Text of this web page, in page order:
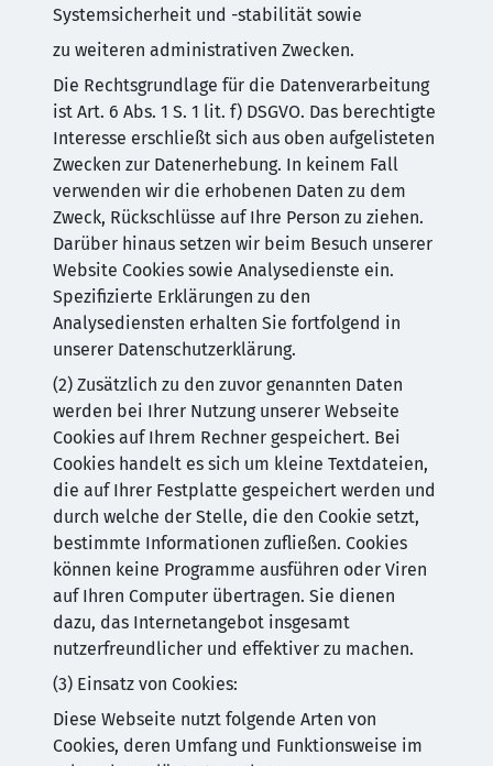
Systemsicherheit und -stabilität sowie
zu weiteren administrativen Zwecken.
Die Rechtsgrundlage für die Datenverarbeitung
ist Art. 6 Abs. 1 S. 1 lit. f) DSGVO. Das berechtigte
Interesse erschließt sich aus oben aufgelisteten
Zwecken zur Datenerhebung. In keinem Fall
verwenden wir die erhobenen Daten zu dem
Zweck, Rückschlüsse auf Ihre Person zu ziehen.
Darüber hinaus setzen wir beim Besuch unserer
Website Cookies sowie Analysedienste ein.
Spezifizierte Erklärungen zu den
Analysediensten erhalten Sie fortfolgend in
unserer Datenschutzerklärung.
(2) Zusätzlich zu den zuvor genannten Daten
werden bei Ihrer Nutzung unserer Webseite
Cookies auf Ihrem Rechner gespeichert. Bei
Cookies handelt es sich um kleine Textdateien,
die auf Ihrer Festplatte gespeichert werden und
durch welche der Stelle, die den Cookie setzt,
bestimmte Informationen zufließen. Cookies
können keine Programme ausführen oder Viren
auf Ihren Computer übertragen. Sie dienen
dazu, das Internetangebot insgesamt
nutzerfreundlicher und effektiver zu machen.
(3) Einsatz von Cookies:
Diese Webseite nutzt folgende Arten von
Cookies, deren Umfang und Funktionsweise im